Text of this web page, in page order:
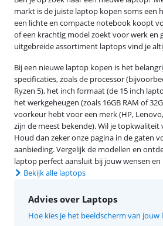
markt is de juiste laptop kopen soms een
een lichte en compacte notebook koopt
of een krachtig model zoekt voor werk en
uitgebreide assortiment laptops vind je
Bij een nieuwe laptop kopen is het
specificaties, zoals de processor
Ryzen 5), het inch formaat (de 15 inch
het werkgeheugen (zoals 16GB RAM of
voorkeur hebt voor een merk (HP, Lenovo,
zijn de meest bekende). Wil je topkwaliteit
Houd dan zeker onze pagina in de gaten
aanbieding. Vergelijk de modellen en
laptop perfect aansluit bij jouw wensen
Bekijk alle laptops
Advies over Laptops
Hoe kies je het beeldscherm van jouw